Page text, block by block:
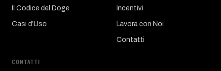
Il Codice del Doge
Casi d'Uso
Incentivi
Lavora con Noi
Contatti
CONTATTI